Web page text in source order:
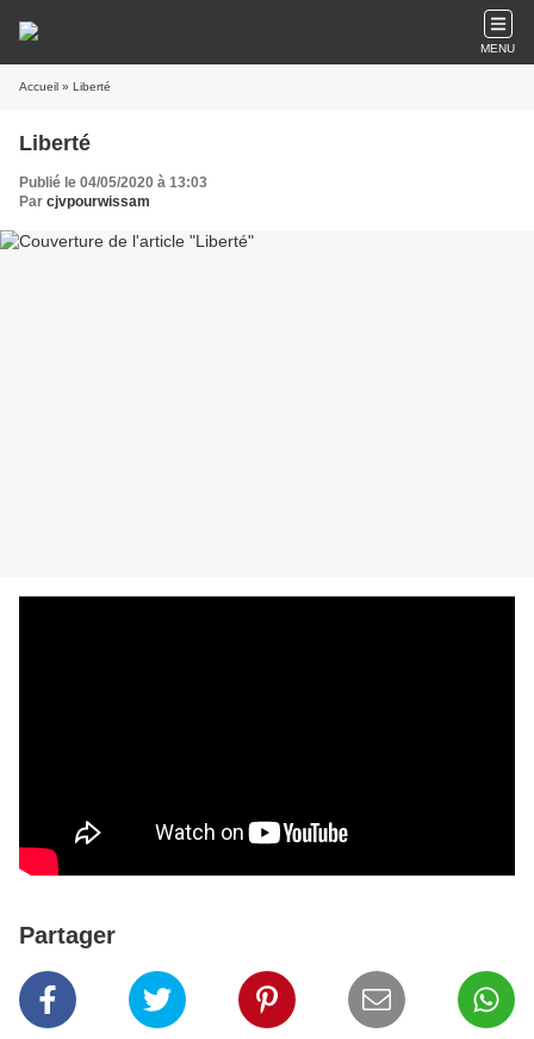
MENU
Accueil » Liberté
Liberté
Publié le 04/05/2020 à 13:03
Par cjvpourwissam
Partager